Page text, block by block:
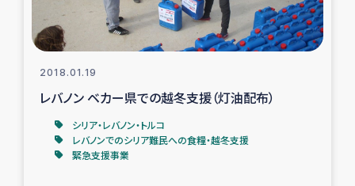
フェアトレード事業
緊急支援事業
女性の生計向上を通じた子どもの栄養改善事業
民際教育
2018.01.19
レバノン ベカー県での越冬支援（灯油配布）
シリア・レバノン・トルコ
レバノンでのシリア難民への食糧・越冬支援
緊急支援事業